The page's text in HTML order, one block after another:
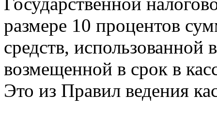
размере 10 процентов
средств,
возмещенной в срок в
Это из Правил ведения